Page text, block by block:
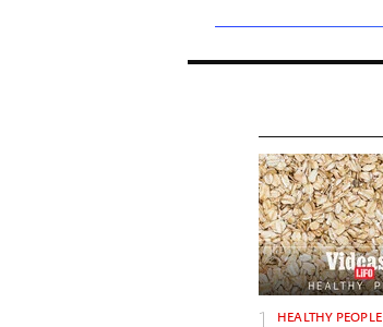
HEALTHY PEOPLE